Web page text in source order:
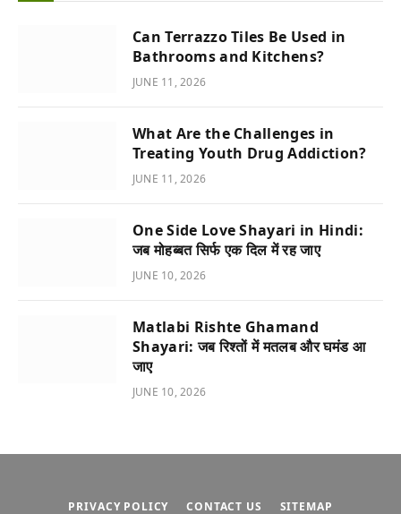
Can Terrazzo Tiles Be Used in
Bathrooms and Kitchens?
JUNE 11, 2026
What Are the Challenges in
Treating Youth Drug Addiction?
JUNE 11, 2026
One Side Love Shayari in Hindi:
जब मोहब्बत सिर्फ एक दिल में रह जाए
JUNE 10, 2026
Matlabi Rishte Ghamand
Shayari: जब रिश्तों में मतलब और घमंड आ
जाए
JUNE 10, 2026
PRIVACY POLICY CONTACT US SITEMAP